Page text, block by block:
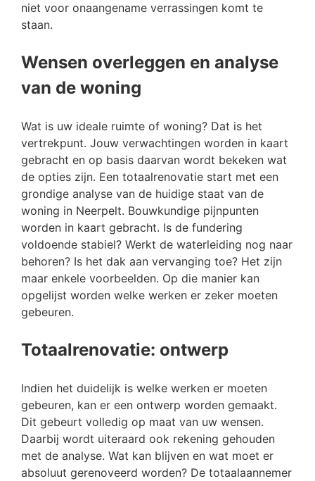
niet voor onaangename verrassingen komt te
staan.
Wensen overleggen en analyse
van de woning
Wat is uw ideale ruimte of woning? Dat is het
vertrekpunt. Jouw verwachtingen worden in kaart
gebracht en op basis daarvan wordt bekeken wat
de opties zijn. Een totaalrenovatie start met een
grondige analyse van de huidige staat van de
woning in Neerpelt. Bouwkundige pijnpunten
worden in kaart gebracht. Is de fundering
voldoende stabiel? Werkt de waterleiding nog naar
behoren? Is het dak aan vervanging toe? Het zijn
maar enkele voorbeelden. Op die manier kan
opgelijst worden welke werken er zeker moeten
gebeuren.
Totaalrenovatie: ontwerp
Indien het duidelijk is welke werken er moeten
gebeuren, kan er een ontwerp worden gemaakt.
Dit gebeurt volledig op maat van uw wensen.
Daarbij wordt uiteraard ook rekening gehouden
met de analyse. Wat kan blijven en wat moet er
absoluut gerenoveerd worden? De totaalaannemer